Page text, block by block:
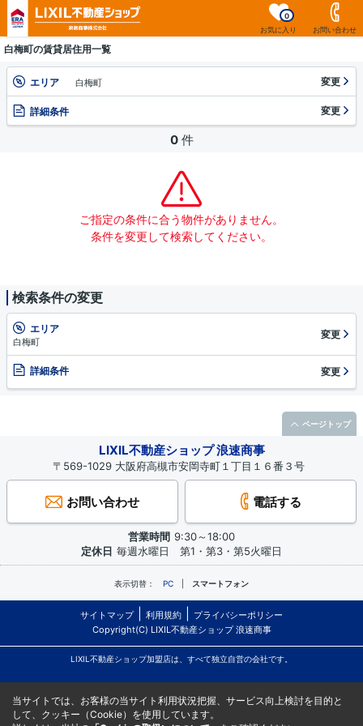
お気に入り
0
お問い合わせ
白梅町の賃貸居住用一覧
エリア 白梅町 変更
詳細条件 変更
0 件
ご指定の条件に合う物件がありません。
条件を変更して検索してください。
検索条件の変更
エリア
白梅町
変更
詳細条件 変更
LIXIL不動産ショップ 浪速商事
〒569-1029 大阪府高槻市安岡寺町１丁目１６番３号
お問い合わせ 電話する
営業時間 9:30～18:00
定休日 毎週水曜日 第1・第3・第5火曜日
表示切替： PC スマートフォン
サイトマップ 利用規約
プライバシーポリシー
Copyright(C) LIXIL不動産ショップ 浪速商事
LIXIL不動産ショップ加盟店は、すべて独立自営の会社です。
ページトップ
当サイトでは、お客様の当サイト利用状況把握、サービス向上検討を目的と
して、クッキー（Cookie）を使用しています。